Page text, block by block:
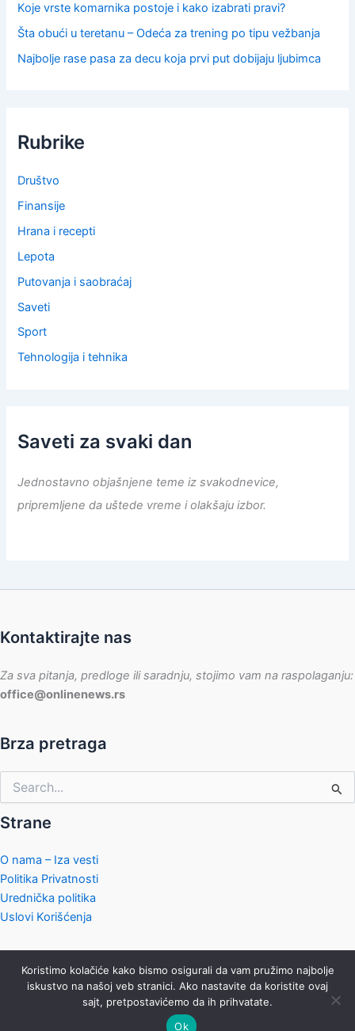
Koje vrste komarnika postoje i kako izabrati pravi?
Šta obući u teretanu – Odeća za trening po tipu vežbanja
Najbolje rase pasa za decu koja prvi put dobijaju ljubimca
Rubrike
Društvo
Finansije
Hrana i recepti
Lepota
Putovanja i saobraćaj
Saveti
Sport
Tehnologija i tehnika
Saveti za svaki dan
Jednostavno objašnjene teme iz svakodnevice,
pripremljene da uštede vreme i olakšaju izbor.
Kontaktirajte nas
Za sva pitanja, predloge ili saradnju, stojimo vam na raspolaganju:
office@onlinenews.rs
Brza pretraga
za:
Strane
O nama – Iza vesti
Politika Privatnosti
Urednička politika
Uslovi Korišćenja
Copyright © 2026 Online News
Koristimo kolačiće kako bismo osigurali da vam pružimo najbolje
iskustvo na našoj veb stranici. Ako nastavite da koristite ovaj
sajt, pretpostavićemo da ih prihvatate.
Ok